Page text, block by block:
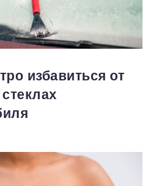
избавиться от